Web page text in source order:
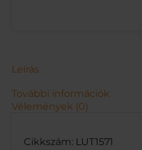
s
z
ű
Leírás
További információk
Vélemények (0)
Cikkszám: LUT1571